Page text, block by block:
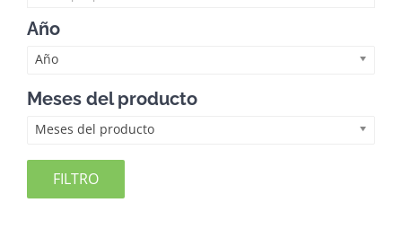
Año
Año
Meses del producto
Meses del producto
FILTRO